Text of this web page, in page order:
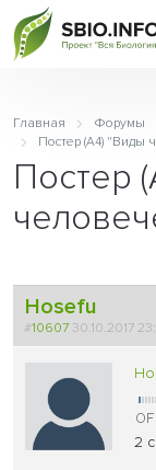
Главная Форумы
Постер (A4) "Виды
Постер
Hosefu
#10607 30.10.2017
2